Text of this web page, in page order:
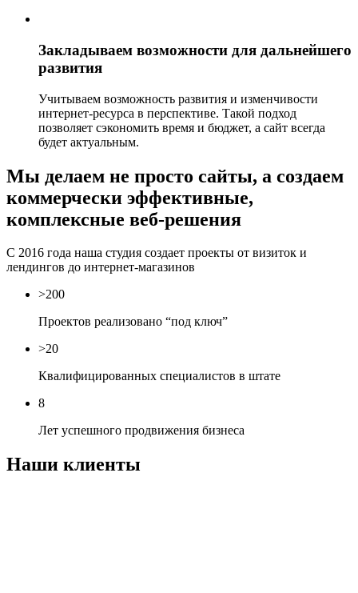
Закладываем возможности для дальнейшего
развития
Учитываем возможность развития и изменчивости
интернет-ресурса в перспективе. Такой подход
позволяет сэкономить время и бюджет, а сайт всегда
будет актуальным.
Мы делаем не просто сайты, а создаем
коммерчески эффективные,
комплексные веб-решения
С 2016 года наша студия создает проекты от визиток и
лендингов до интернет-магазинов
>200
Проектов реализовано “под ключ”
>20
Квалифицированных специалистов в штате
8
Лет успешного продвижения бизнеса
Наши клиенты